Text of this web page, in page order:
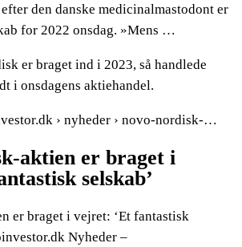
den danske medicinalmastodont er
for 2022 onsdag. »Mens …
er braget ind i 2023, så handlede
i onsdagens aktiehandel.
› nyheder › novo-nordisk-…
aktien er braget i
selskab’
er braget i vejret: ‘Et fantastisk
Nyheder –